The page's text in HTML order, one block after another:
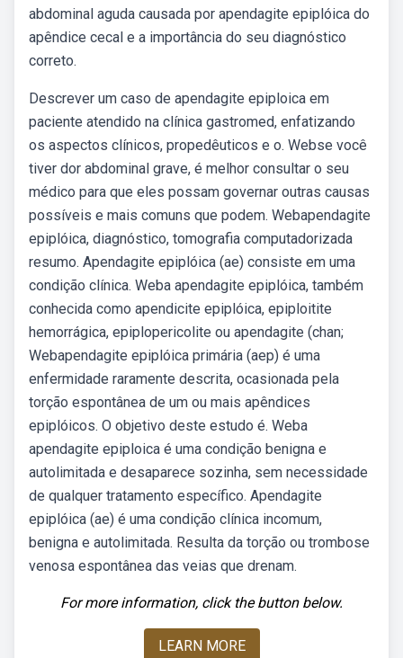
abdominal aguda causada por apendagite epiplóica do
apêndice cecal e a importância do seu diagnóstico
correto.
Descrever um caso de apendagite epiploica em
paciente atendido na clínica gastromed, enfatizando
os aspectos clínicos, propedêuticos e o. Webse você
tiver dor abdominal grave, é melhor consultar o seu
médico para que eles possam governar outras causas
possíveis e mais comuns que podem. Webapendagite
epiplóica, diagnóstico, tomografia computadorizada
resumo. Apendagite epiplóica (ae) consiste em uma
condição clínica. Weba apendagite epiplóica, também
conhecida como apendicite epiplóica, epiploitite
hemorrágica, epiplopericolite ou apendagite (chan;
Webapendagite epiplóica primária (aep) é uma
enfermidade raramente descrita, ocasionada pela
torção espontânea de um ou mais apêndices
epiplóicos. O objetivo deste estudo é. Weba
apendagite epiploica é uma condição benigna e
autolimitada e desaparece sozinha, sem necessidade
de qualquer tratamento específico. Apendagite
epiplóica (ae) é uma condição clínica incomum,
benigna e autolimitada. Resulta da torção ou trombose
venosa espontânea das veias que drenam.
For more information, click the button below.
LEARN MORE